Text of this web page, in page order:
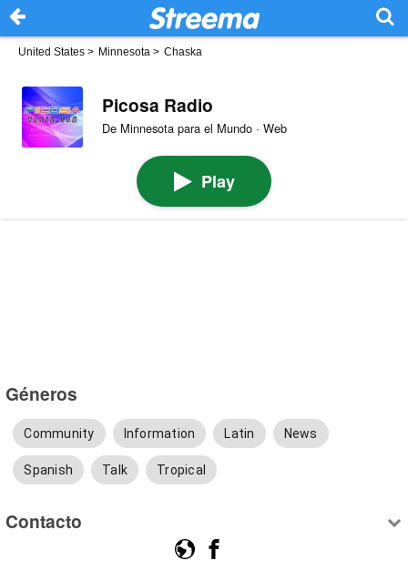
United States > Minnesota > Chaska
Picosa Radio
De Minnesota para el Mundo · Web
Play
Géneros
Community Information Latin News
Spanish Talk Tropical
Contacto